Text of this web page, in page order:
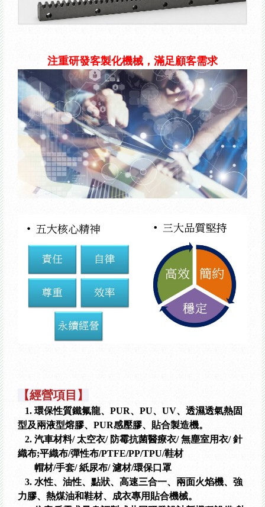
注重研發客製化機械，滿足顧客需求
【經營項目】
1. 環保性質鐵氟龍、PUR、PU、UV、透濕透氣熱固
型及兩液型熔膠、PUR感壓膠、貼合製造機。
2. 汽車材料/ 太空衣/ 防霉抗菌醫療衣/ 無塵室用衣/ 針
織布;平織布/彈性布/PTFE/PP/TPU/鞋材
帽材/手套/ 紙尿布/ 濾材/環保口罩
3. 水性、油性、點狀、高速三合一、兩面火焰機、強
力膠、熱煤油和鞋材、成衣專用貼合機械。